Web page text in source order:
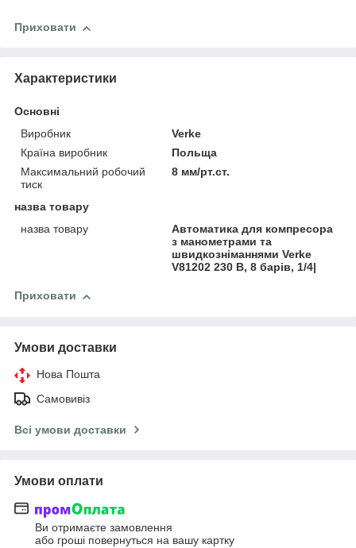
Приховати
Характеристики
Основні
Виробник
Verke
Країна виробник
Польща
Максимальний робочий
тиск
8 мм/рт.ст.
назва товару
назва товару
Автоматика для компресора
з манометрами та
швидкозніманнями Verke
V81202 230 В, 8 барів, 1/4|
Приховати
Умови доставки
Нова Пошта
Самовивіз
Всі умови доставки
Умови оплати
Ви отримаєте замовлення
або гроші повернуться на вашу картку